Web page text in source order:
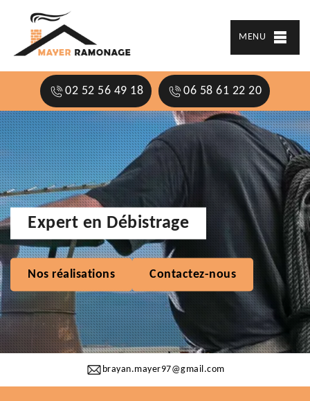
MENU
02 52 56 49 18 06 58 61 22 20
brayan.mayer97@gmail.com
Expert en Débistrage
Nos réalisations Contactez-nous